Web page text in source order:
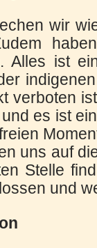
wir
Alles ist
verboten
es ist
uns auf
Stelle
und